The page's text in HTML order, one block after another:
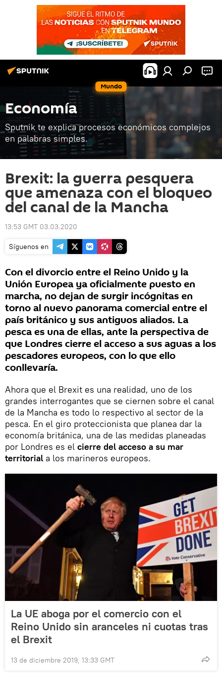
Mundo
Economía
Sputnik te explica procesos económicos complejos
en palabras simples.
Brexit: la guerra pesquera
que amenaza con el bloqueo
del canal de la Mancha
13:53 GMT 03.03.2020
Síguenos en
Con el divorcio entre el Reino Unido y la
Unión Europea ya oficialmente puesto en
marcha, no dejan de surgir incógnitas en
torno al nuevo panorama comercial entre el
país británico y sus antiguos aliados. La
pesca es una de ellas, ante la perspectiva de
que Londres cierre el acceso a sus aguas a los
pescadores europeos, con lo que ello
conllevaría.
Ahora que el Brexit es una realidad, uno de los
grandes interrogantes que se ciernen sobre el canal
de la Mancha es todo lo respectivo al sector de la
pesca. En el giro proteccionista que planea dar la
economía británica, una de las medidas planeadas
por Londres es el cierre del acceso a su mar
territorial a los marineros europeos.
La UE aboga por el comercio con el
Reino Unido sin aranceles ni cuotas tras
el Brexit
13 de diciembre 2019, 13:33 GMT